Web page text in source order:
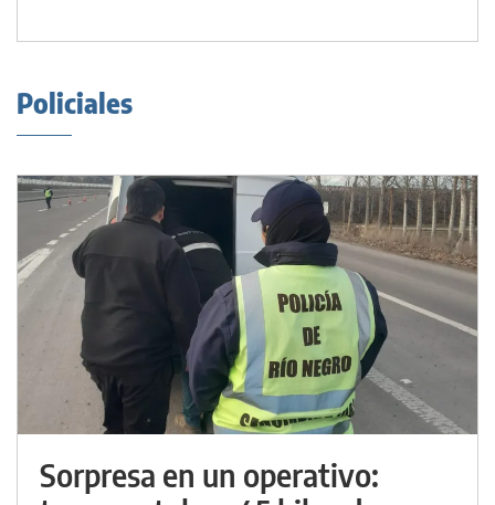
Policiales
Sorpresa en un operativo: